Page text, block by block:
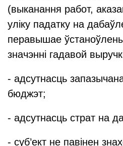
(выканання работ,
уліку падатку на
перавышае
значэнні гадавой
- адсутнасць
бюджэт;
- адсутнасць страт на
- суб’ект не павінен